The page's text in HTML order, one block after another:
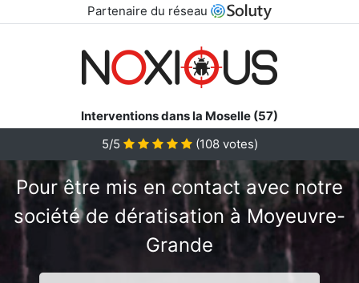
Partenaire du réseau
Interventions dans la Moselle (57)
5/5
(108votes)
Pour être mis en contact avec notre
société de dératisation à Moyeuvre-
Grande